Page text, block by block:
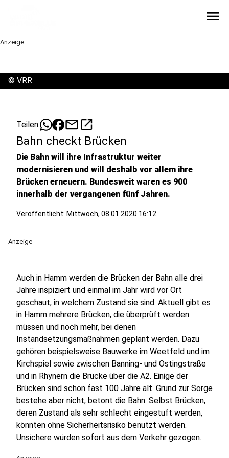
menu
Anzeige
© VRR
Teilen: mailopen_in_new
Bahn checkt Brücken
Die Bahn will ihre Infrastruktur weiter
modernisieren und will deshalb vor allem ihre
Brücken erneuern. Bundesweit waren es 900
innerhalb der vergangenen fünf Jahren.
Veröffentlicht: Mittwoch, 08.01.2020 16:12
Anzeige
Auch in Hamm werden die Brücken der Bahn alle drei
Jahre inspiziert und einmal im Jahr wird vor Ort
geschaut, in welchem Zustand sie sind. Aktuell gibt es
in Hamm mehrere Brücken, die überprüft werden
müssen und noch mehr, bei denen
Instandsetzungsmaßnahmen geplant werden. Dazu
gehören beispielsweise Bauwerke im Weetfeld und im
Kirchspiel sowie zwischen Banning- und Östingstraße
und in Rhynern die Brücke über die A2. Einige der
Brücken sind schon fast 100 Jahre alt. Grund zur Sorge
bestehe aber nicht, betont die Bahn. Selbst Brücken,
deren Zustand als sehr schlecht eingestuft werden,
könnten ohne Sicherheitsrisiko benutzt werden.
Unsichere würden sofort aus dem Verkehr gezogen.